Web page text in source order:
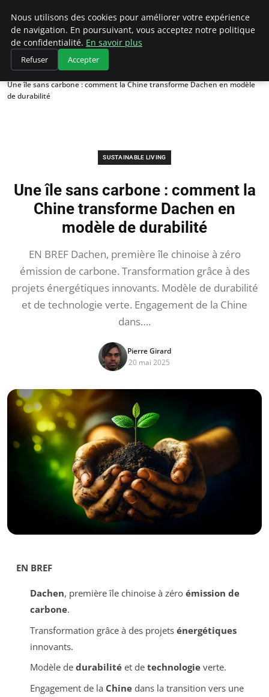
Climategatecountryclub.com
Accueil
Sustainable Living
Une île sans carbone : comment la Chine transforme Dachen en modèle
de durabilité
SUSTAINABLE LIVING
Une île sans carbone : comment la
Chine transforme Dachen en
modèle de durabilité
EN BREF Dachen, première île chinoise à zéro
émission de carbone. Transformation grâce à des
projets énergétiques innovants. Modèle de durabilité
et de technologie verte. Engagement de la Chine
dans….
Pierre Girard
20 mai 2025
EN BREF
Dachen, première île chinoise à zéro émission de
carbone.
Transformation grâce à des projets énergétiques
innovants.
Modèle de durabilitéet de technologieverte.
Engagement de la Chinedans la transition vers une
Nous utilisons des cookies pour améliorer votre expérience
de navigation. En poursuivant, vous acceptez notre politique
de confidentialité. En savoir plus
Refuser Accepter